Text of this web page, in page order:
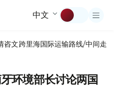
中文
咨文跨里海国际运输路线/中间走廊
环境部长讨论两国